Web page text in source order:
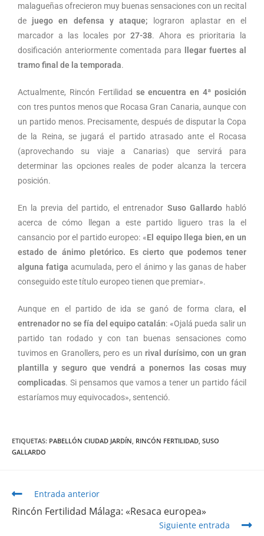
malagueñas ofrecieron muy buenas sensaciones con un recital
de juego en defensa y ataque;
lograron aplastar en el
marcador a las locales por 27-38. Ahora es prioritaria la
dosificación anteriormente comentada para
llegar fuertes al
tramo final de la temporada.
Actualmente, Rincón Fertilidad se encuentra en 4ª posición
con tres puntos menos que Rocasa Gran Canaria, aunque con
un partido menos. Precisamente, después de disputar la Copa
de la Reina, se jugará el partido atrasado ante el Rocasa
(aprovechando su viaje a Canarias) que servirá para
determinar las opciones reales de poder alcanza la tercera
posición.
En la previa del partido, el entrenador Suso Gallardohabló
acerca de cómo llegan a este partido liguero tras la el
cansancio por el partido europeo: «El equipo llega bien, en un
estado de ánimo pletórico. Es cierto que podemos tener
alguna fatiga acumulada, pero el ánimo y las ganas de haber
conseguido este título europeo tienen que premiar».
Aunque en el partido de ida se ganó de forma clara, el
entrenador no se fía del equipo catalán: «Ojalá pueda salir un
partido tan rodado y con tan buenas sensaciones como
tuvimos en Granollers, pero es un rival durísimo, con un gran
plantilla y seguro que vendrá a ponernos las cosas muy
complicadas. Si pensamos que vamos a tener un partido fácil
estaríamos muy equivocados», sentenció.
ETIQUETAS: PABELLÓN CIUDAD JARDÍN, RINCÓN FERTILIDAD, SUSO
GALLARDO
Entrada anterior
Rincón Fertilidad Málaga: «Resaca europea»
Siguiente entrada